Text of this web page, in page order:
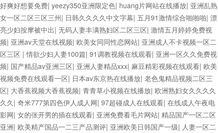
好爽好想要免费| yeezy350亚洲限定色| huang片网站在线播放| 亚洲乱熟
女一区二区三区三州| 日韩久久久久中文字幕| 五月91激情综合啪啪啪| 漂
亮少妇按摩被中出| 无码人妻丰满熟妇区二区三区| 激情五月婷婷免费视
频| 亚洲av天堂在线视频| 欧美女同同性恋网站| 亚洲成人不卡视频一区二
区三区 |情欲少妇人妻100篇| 91调教视频在线观看| 亚洲一区久久免费视
频| 国产精品av亚洲三区| 亚洲人妻精品xxx| 麻豆精彩视频在线观看| 欧美
视频免费在线观看一区| 日本av东京热在线播放| 老色鬼精品视频二区三
区| 大香蕉视频大香蕉视频| 青青草小视频在线播放| 欧洲熟妇女久久久久
久久| 奇米777第四色伊人成人网| 97超碰成人在线观看| 在线成人午夜电
影网| 女的张开男的插在线观看| 亚洲免费看毛片网站| 精品国产一区二区
亚洲| 欧美精产国品一二三产品测评| 亚洲欧美日韩国产一级| 人妻一区二